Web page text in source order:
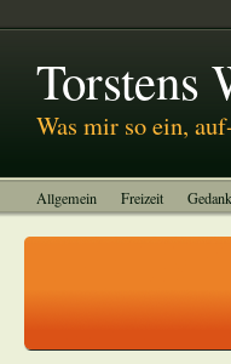
Torstens
Was mir so ein,
Allgemein Freizeit